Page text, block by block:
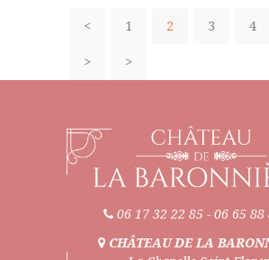
< 1 2 3 4
> >
06 17 32 22 85- 06 65 88
CHÂTEAU DE LA